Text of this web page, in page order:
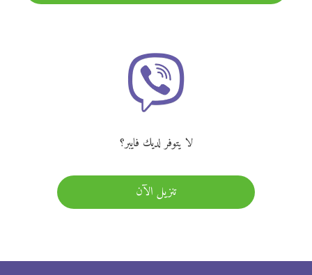
لا يتوفر لديك فايبر؟
تنزيل الآن